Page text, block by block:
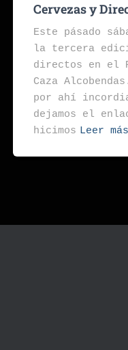
Cervezas y
Este pásado
la tercera
directos en el
Caza
por ahí
dejamos el
hicimos Leer más